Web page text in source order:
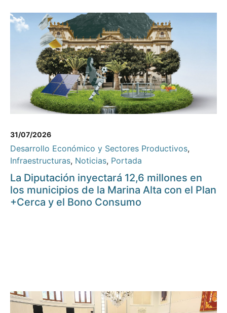
31/07/2026
Desarrollo Económico y Sectores Productivos,
Infraestructuras, Noticias, Portada
La Diputación inyectará 12,6 millones en
los municipios de la Marina Alta con el Plan
+Cerca y el Bono Consumo